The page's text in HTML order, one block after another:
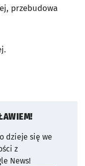
przebudowa
dzieje się we
z
News!